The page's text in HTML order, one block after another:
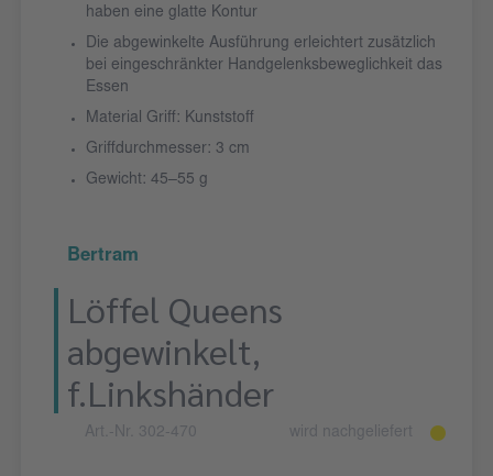
haben eine glatte Kontur
Die abgewinkelte Ausführung erleichtert zusätzlich
bei eingeschränkter Handgelenksbeweglichkeit das
Essen
Material Griff: Kunststoff
Griffdurchmesser: 3 cm
Gewicht: 45–55 g
Bertram
Löffel Queens
abgewinkelt,
f.Linkshänder
Art.-Nr. 302-470 wird nachgeliefert